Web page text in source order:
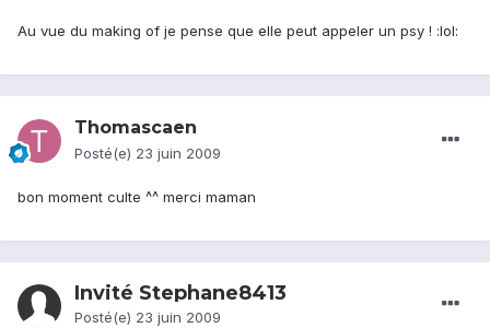
Au vue du making of je pense que elle peut appeler un psy ! :lol:
Thomascaen
Posté(e) 23 juin 2009
bon moment culte ^^ merci maman
Invité Stephane8413
Posté(e) 23 juin 2009